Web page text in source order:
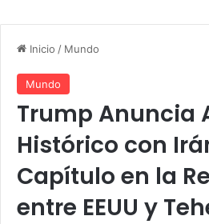
Inicio / Mundo
Mundo
Trump Anuncia
Histórico con
Capítulo en la
entre EEUU y